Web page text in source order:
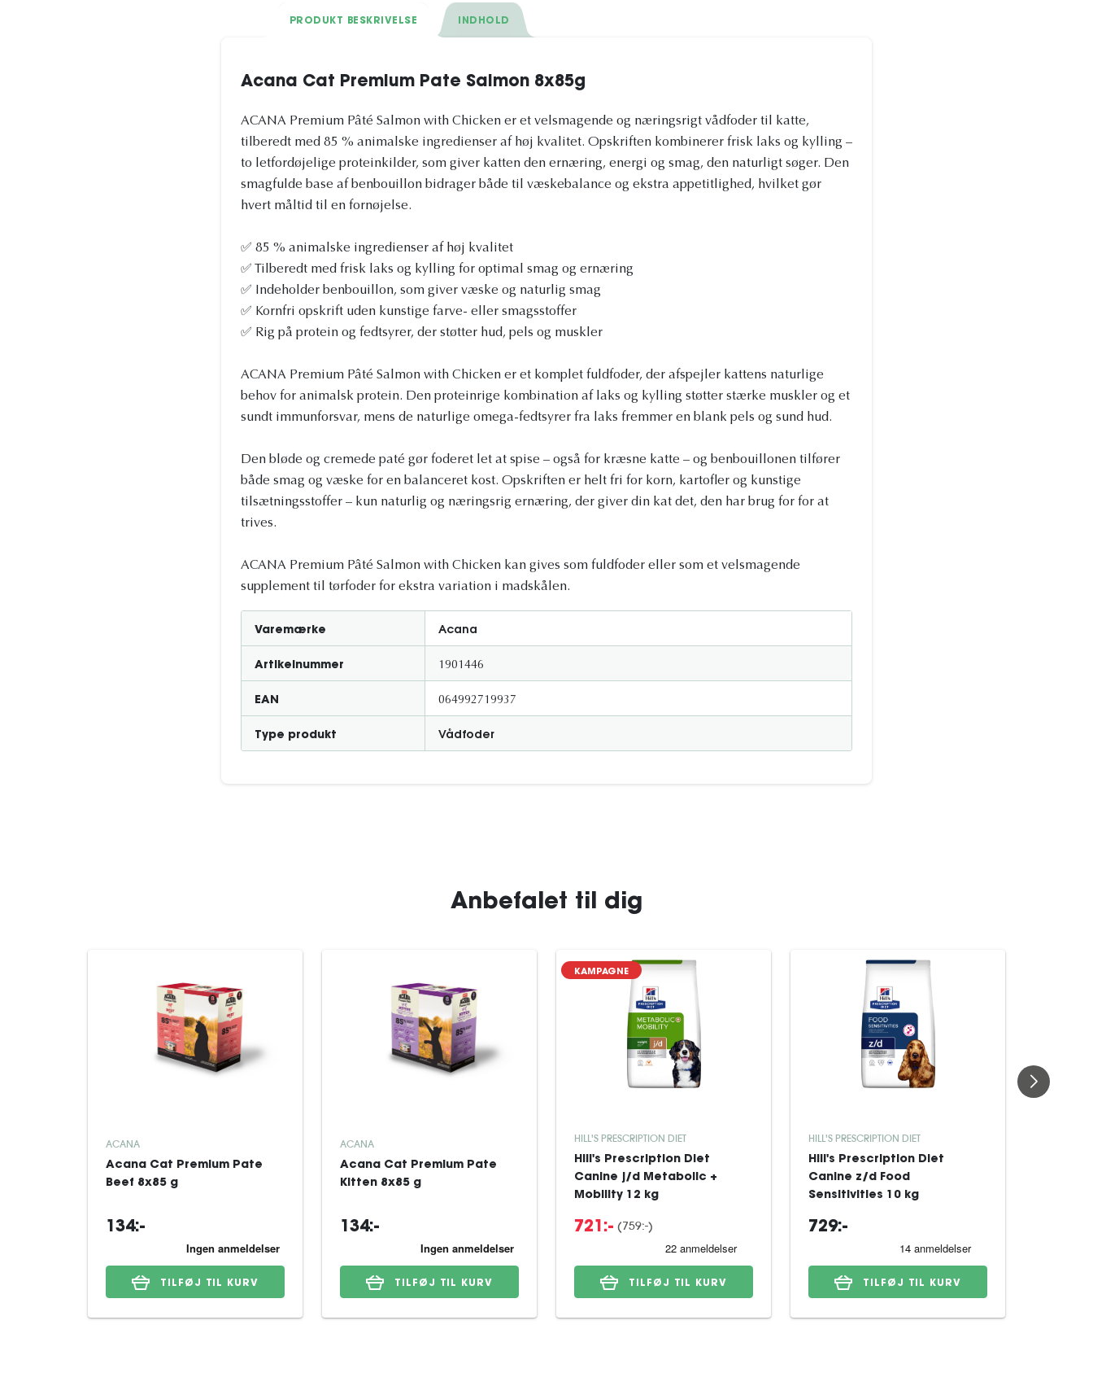
PRODUKT BESKRIVELSE INDHOLD
Acana Cat Premium Pate Salmon 8x85g
ACANA Premium Pâté Salmon with Chicken er et velsmagende og næringsrigt vådfoder til katte,
tilberedt med 85 % animalske ingredienser af høj kvalitet. Opskriften kombinerer frisk laks og kylling –
to letfordøjelige proteinkilder, som giver katten den ernæring, energi og smag, den naturligt søger. Den
smagfulde base af benbouillon bidrager både til væskebalance og ekstra appetitlighed, hvilket gør
hvert måltid til en fornøjelse.
✅ 85 % animalske ingredienser af høj kvalitet
✅ Tilberedt med frisk laks og kylling for optimal smag og ernæring
✅ Indeholder benbouillon, som giver væske og naturlig smag
✅ Kornfri opskrift uden kunstige farve- eller smagsstoffer
✅ Rig på protein og fedtsyrer, der støtter hud, pels og muskler
ACANA Premium Pâté Salmon with Chicken er et komplet fuldfoder, der afspejler kattens naturlige
behov for animalsk protein. Den proteinrige kombination af laks og kylling støtter stærke muskler og et
sundt immunforsvar, mens de naturlige omega-fedtsyrer fra laks fremmer en blank pels og sund hud.
Den bløde og cremede paté gør foderet let at spise – også for kræsne katte – og benbouillonen tilfører
både smag og væske for en balanceret kost. Opskriften er helt fri for korn, kartofler og kunstige
tilsætningsstoffer – kun naturlig og næringsrig ernæring, der giver din kat det, den har brug for for at
trives.
ACANA Premium Pâté Salmon with Chicken kan gives som fuldfoder eller som et velsmagende
supplement til tørfoder for ekstra variation i madskålen.
Varemærke Acana
Artikelnummer 1901446
EAN 064992719937
Type produkt Vådfoder
Anbefalet til dig
ACANA
Acana Cat Premium Pate
Beef 8x85 g
134:-
TILFØJ TIL KURV
ACANA
Acana Cat Premium Pate
Kitten 8x85 g
134:-
TILFØJ TIL KURV
KAMPAGNE
HILL'S PRESCRIPTION DIET
Hill's Prescription Diet
Canine j/d Metabolic +
Mobility 12 kg
721:- (759:-)
TILFØJ TIL KURV
HILL'S PRESCRIPTION DIET
Hill's Prescription Diet
Canine z/d Food
Sensitivities 10 kg
729:-
TILFØJ TIL KURV